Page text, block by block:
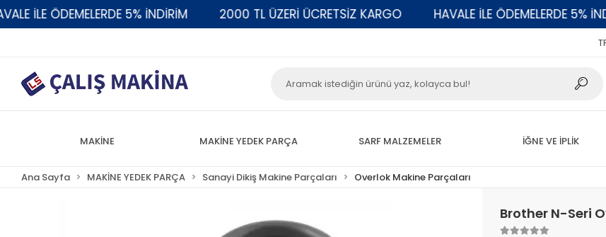
İLE ÖDEMELERDE 5% İNDİRİM 2000 TL ÜZERİ ÜCRETSİZ KARGO HAVALE İLE ÖDEMELERDE 5%
MAKİNE MAKİNE YEDEK PARÇA SARF MALZEMELER İĞNE VE İPLİK
Ana Sayfa MAKİNE YEDEK PARÇA Sanayi Dikiş Makine Parçaları Overlok Makine Parçaları
Brother N-Seri